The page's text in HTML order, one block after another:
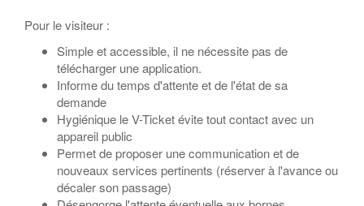
Pour le visiteur :
Simple et accessible, il ne nécessite pas de
télécharger une application.
Informe du temps d'attente et de l'état de sa
demande
Hygiénique le V-Ticket évite tout contact avec un
appareil public
Permet de proposer une communication et de
nouveaux services pertinents (réserver à l'avance ou
décaler son passage)